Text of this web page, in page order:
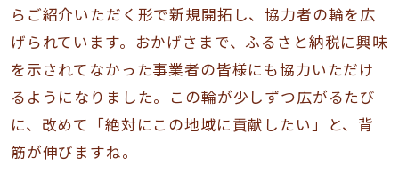
らご紹介いただく形で新規開拓し、協力者の輪を広
げられています。おかげさまで、ふるさと納税に興味
を示されてなかった事業者の皆様にも協力いただけ
るようになりました。この輪が少しずつ広がるたび
に、改めて「絶対にこの地域に貢献したい」と、背
筋が伸びますね。